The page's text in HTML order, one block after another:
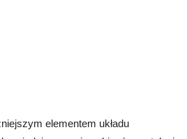
elementem układu